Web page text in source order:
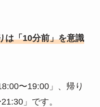
「10分前」を意識
〜19:00」、帰り
」です。